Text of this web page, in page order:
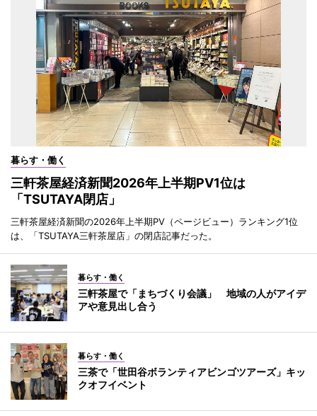
暮らす・働く
三軒茶屋経済新聞2026年上半期PV1位は
「TSUTAYA閉店」
三軒茶屋経済新聞の2026年上半期PV（ページビュー）ランキング1位
は、「TSUTAYA三軒茶屋店」の閉店記事だった。
暮らす・働く
三軒茶屋で「まちづくり会議」 地域の人がアイデ
アや意見出し合う
暮らす・働く
三茶で「世田谷ボランティアビンゴツアーズ」キッ
クオフイベント